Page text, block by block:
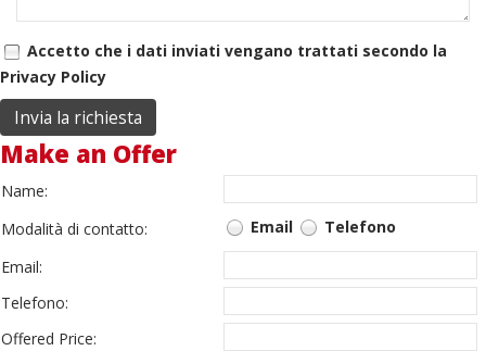
Accetto che i dati inviati vengano trattati secondo la
Privacy Policy
Make an Offer
Name:
Modalità di contatto:
Email
Telefono
Email:
Telefono:
Offered Price: